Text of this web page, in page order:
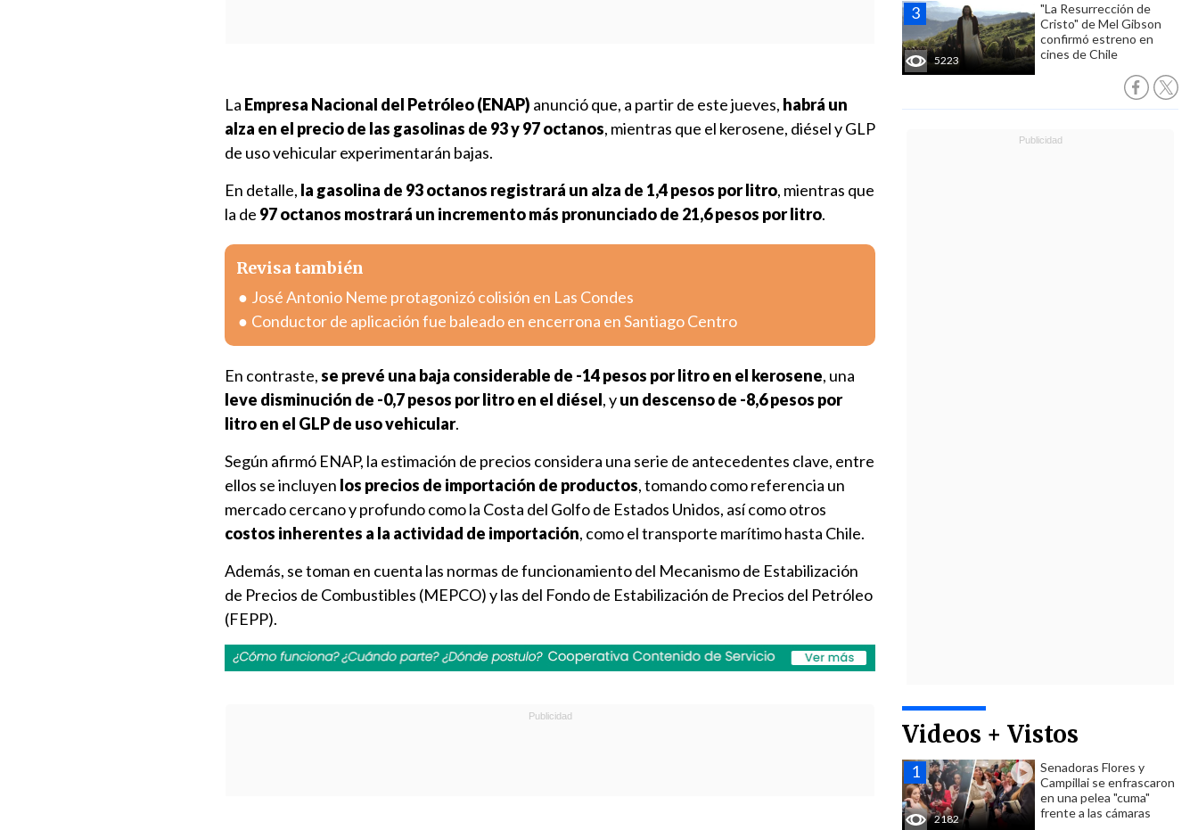
5223
"La Resurrección de
Cristo" de Mel Gibson
confirmó estreno en
cines de Chile
Videos + Vistos
2182
Senadoras Flores y
Campillai se enfrascaron
en una pelea "cuma"
frente a las cámaras
La Empresa Nacional del Petróleo (ENAP) anunció que, a partir de este jueves, habrá un
alza en el precio de las gasolinas de 93 y 97 octanos, mientras que el kerosene, diésel y GLP
de uso vehicular experimentarán bajas.
En detalle, la gasolina de 93 octanos registrará un alza de 1,4 pesos por litro, mientras que
la de 97 octanos mostrará un incremento más pronunciado de 21,6 pesos por litro.
Revisa también
José Antonio Neme protagonizó colisión en Las Condes
Conductor de aplicación fue baleado en encerrona en Santiago Centro
En contraste,se prevé una baja considerable de -14 pesos por litro en el kerosene, una
leve disminución de -0,7 pesos por litro en el diésel, yun descenso de -8,6 pesos por
litro en el GLP de uso vehicular.
Según afirmó ENAP, la estimación de precios considera una serie de antecedentes clave, entre
ellos se incluyen los precios de importación de productos, tomando como referencia un
mercado cercano y profundo como la Costa del Golfo de Estados Unidos, así como otros
costos inherentes a la actividad de importación, como el transporte marítimo hasta Chile.
Además, se toman en cuenta las normas de funcionamiento del Mecanismo de Estabilización
de Precios de Combustibles (MEPCO) y las del Fondo de Estabilización de Precios del Petróleo
(FEPP).